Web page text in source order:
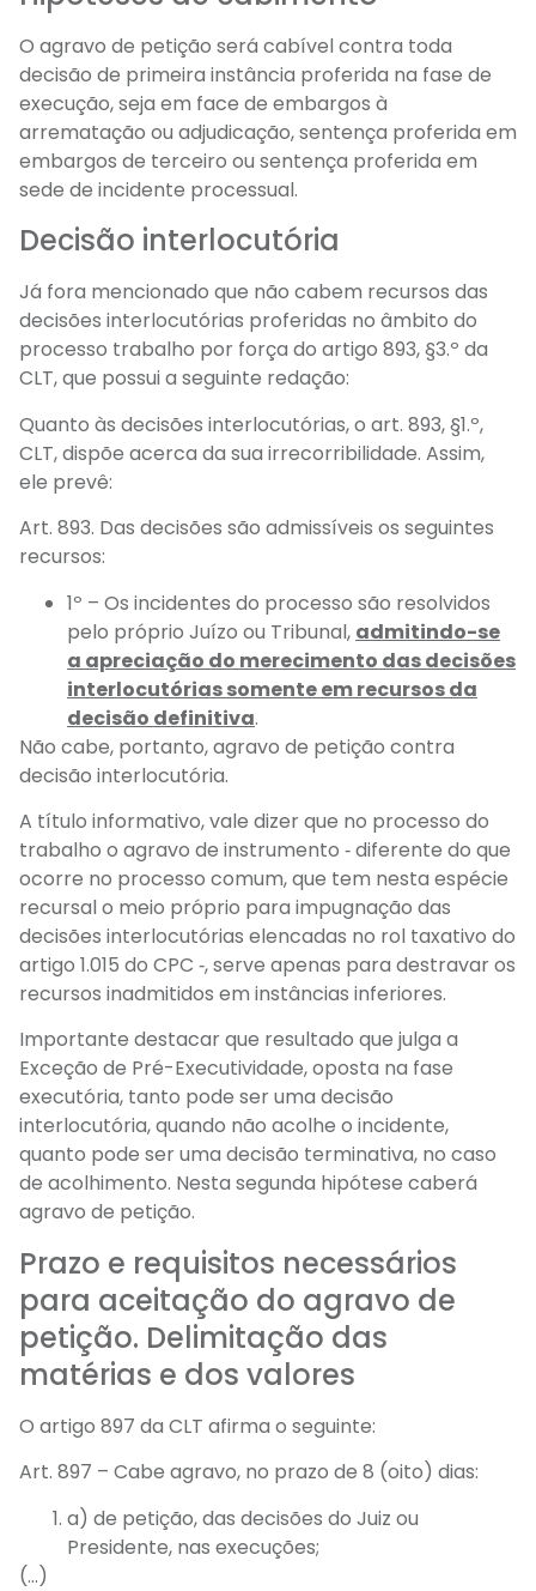
O agravo de petição será cabível contra toda
decisão de primeira instância proferida na fase de
execução, seja em face de embargos à
arrematação ou adjudicação, sentença proferida em
embargos de terceiro ou sentença proferida em
sede de incidente processual.
Decisão interlocutória
Já fora mencionado que não cabem recursos das
decisões interlocutórias proferidas no âmbito do
processo trabalho por força do artigo 893, §3.º da
CLT, que possui a seguinte redação:
Quanto às decisões interlocutórias, o art. 893, §1.º,
CLT, dispõe acerca da sua irrecorribilidade. Assim,
ele prevê:
Art. 893. Das decisões são admissíveis os seguintes
recursos:
1º – Os incidentes do processo são resolvidos
pelo próprio Juízo ou Tribunal, admitindo-se
a apreciação do merecimento das decisões
interlocutórias somente em recursos da
decisão definitiva.
Não cabe, portanto, agravo de petição contra
decisão interlocutória.
A título informativo, vale dizer que no processo do
trabalho o agravo de instrumento ‑ diferente do que
ocorre no processo comum, que tem nesta espécie
recursal o meio próprio para impugnação das
decisões interlocutórias elencadas no rol taxativo do
artigo 1.015 do CPC ‑, serve apenas para destravar os
recursos inadmitidos em instâncias inferiores.
Importante destacar que resultado que julga a
Exceção de Pré-Executividade, oposta na fase
executória, tanto pode ser uma decisão
interlocutória, quando não acolhe o incidente,
quanto pode ser uma decisão terminativa, no caso
de acolhimento. Nesta segunda hipótese caberá
agravo de petição.
Prazo e requisitos necessários
para aceitação do agravo de
petição. Delimitação das
matérias e dos valores
O artigo 897 da CLT afirma o seguinte:
Art. 897 – Cabe agravo, no prazo de 8 (oito) dias:
a) de petição, das decisões do Juiz ou
Presidente, nas execuções;
(…)